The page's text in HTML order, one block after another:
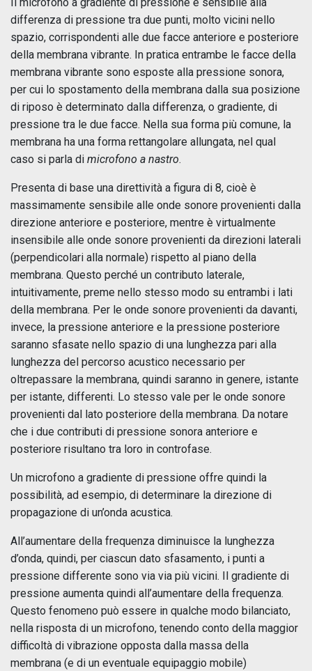
differenza di pressione tra due punti, molto vicini nello
spazio, corrispondenti alle due facce anteriore e posteriore
della membrana vibrante. In pratica entrambe le facce della
membrana vibrante sono esposte alla pressione sonora,
per cui lo spostamento della membrana dalla sua posizione
di riposo è determinato dalla differenza, o gradiente, di
pressione tra le due facce. Nella sua forma più comune, la
membrana ha una forma rettangolare allungata, nel qual
caso si parla di microfono a nastro.
Presenta di base una direttività a figura di 8, cioè è
massimamente sensibile alle onde sonore provenienti dalla
direzione anteriore e posteriore, mentre è virtualmente
insensibile alle onde sonore provenienti da direzioni laterali
(perpendicolari alla normale) rispetto al piano della
membrana. Questo perché un contributo laterale,
intuitivamente, preme nello stesso modo su entrambi i lati
della membrana. Per le onde sonore provenienti da davanti,
invece, la pressione anteriore e la pressione posteriore
saranno sfasate nello spazio di una lunghezza pari alla
lunghezza del percorso acustico necessario per
oltrepassare la membrana, quindi saranno in genere, istante
per istante, differenti. Lo stesso vale per le onde sonore
provenienti dal lato posteriore della membrana. Da notare
che i due contributi di pressione sonora anteriore e
posteriore risultano tra loro in controfase.
Un microfono a gradiente di pressione offre quindi la
possibilità, ad esempio, di determinare la direzione di
propagazione di un’onda acustica.
All’aumentare della frequenza diminuisce la lunghezza
d’onda, quindi, per ciascun dato sfasamento, i punti a
pressione differente sono via via più vicini. Il gradiente di
pressione aumenta quindi all’aumentare della frequenza.
Questo fenomeno può essere in qualche modo bilanciato,
nella risposta di un microfono, tenendo conto della maggior
difficoltà di vibrazione opposta dalla massa della
membrana (e di un eventuale equipaggio mobile)